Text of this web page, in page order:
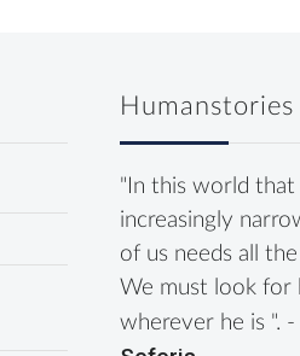
Humanstories
"In this world that
increasingly
of us needs all
We must look for
wherever he is ". -